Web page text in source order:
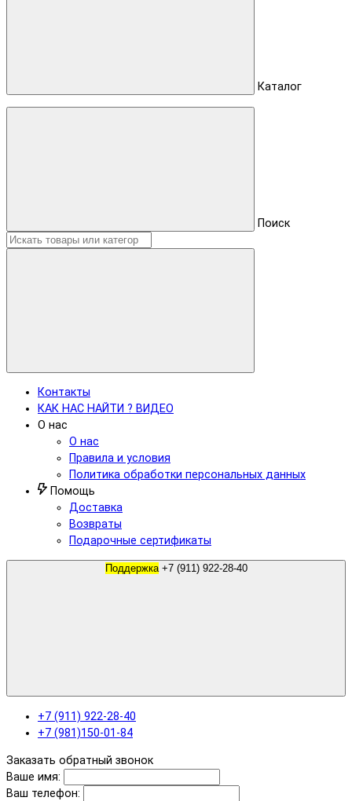
Каталог
Поиск
Контакты
КАК НАС НАЙТИ ? ВИДЕО
О нас
О нас
Правила и условия
Политика обработки персональных данных
Помощь
Доставка
Возвраты
Подарочные сертификаты
Поддержка +7 (911) 922-28-40
+7 (911) 922-28-40
+7 (981)150-01-84
Заказать обратный звонок
Ваше имя:
Ваш телефон: